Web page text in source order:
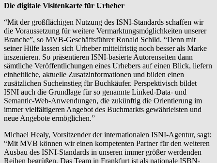
Die digitale Visitenkarte für Urheber
“Mit der großflächigen Nutzung des ISNI-Standards schaffen wir
die Voraussetzung für weitere Vermarktungsmöglichkeiten unserer
Branche”, so MVB-Geschäftsführer Ronald Schild. “Denn mit
seiner Hilfe lassen sich Urheber mittelfristig noch besser als Marke
inszenieren. So präsentieren ISNI-basierte Autorenseiten dann
sämtliche Veröffentlichungen eines Urhebers auf einen Blick, liefern
einheitliche, aktuelle Zusatzinformationen und bilden einen
zusätzlichen Sucheinstieg für Buchkäufer. Perspektivisch bildet
ISNI auch die Grundlage für so genannte Linked-Data- und
Semantic-Web-Anwendungen, die zukünftig die Orientierung im
immer vielfältigeren Angebot des Buchmarkts gewährleisten und
neue Angebote ermöglichen.”
Michael Healy, Vorsitzender der internationalen ISNI-Agentur, sagt:
“Mit MVB können wir einen kompetenten Partner für den weiteren
Ausbau des ISNI-Standards in unseren immer größer werdenden
Reihen begrüßen. Das Team in Frankfurt ist als nationale ISBN-